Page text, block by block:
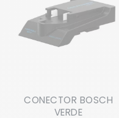
CONECTOR BOSCH
VERDE